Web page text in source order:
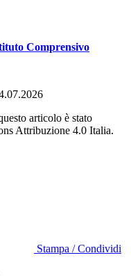
Comprensivo
articolo è stato
Attribuzione 4.0 Italia.
Stampa / Condividi